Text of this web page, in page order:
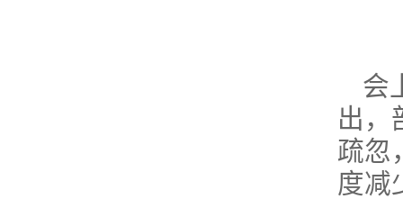
会
出，
疏忽
度减